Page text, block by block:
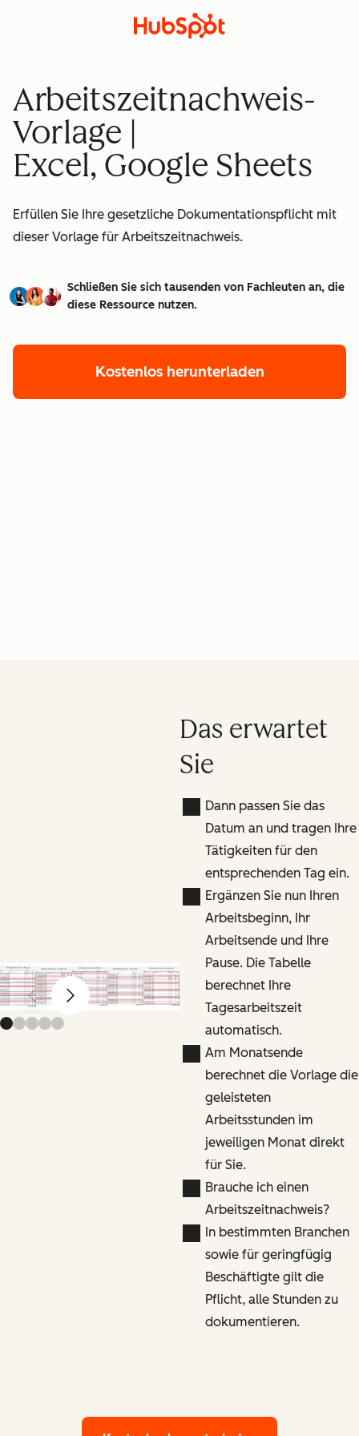
Arbeitszeitnachweis-
Vorlage |
Excel, Google Sheets
Erfüllen Sie Ihre gesetzliche Dokumentationspflicht mit
dieser Vorlage für Arbeitszeitnachweis.
Schließen Sie sich tausenden von Fachleuten an, die
diese Ressource nutzen.
Kostenlos herunterladen
Previous slide
Next slide
Das erwartet
Sie
Dann passen Sie das
Datum an und tragen Ihre
Tätigkeiten für den
entsprechenden Tag ein.
Ergänzen Sie nun Ihren
Arbeitsbeginn, Ihr
Arbeitsende und Ihre
Pause. Die Tabelle
berechnet Ihre
Tagesarbeitszeit
automatisch.
Am Monatsende
berechnet die Vorlage die
geleisteten
Arbeitsstunden im
jeweiligen Monat direkt
für Sie.
Brauche ich einen
Arbeitszeitnachweis?
In bestimmten Branchen
sowie für geringfügig
Beschäftigte gilt die
Pflicht, alle Stunden zu
dokumentieren.